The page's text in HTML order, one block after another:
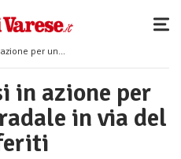
in via del Laghetto: due feriti
in azione per
in via del